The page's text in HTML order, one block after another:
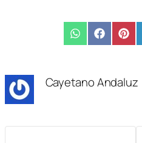
Compartir
en
WhatsApp
en en
Cayetano Andaluz